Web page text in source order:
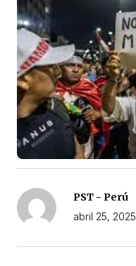
PST - Perú
abril 25, 2025